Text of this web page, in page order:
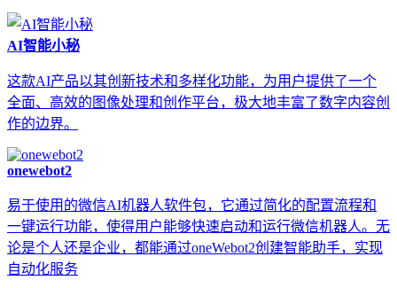
AI智能小秘
这款AI产品以其创新技术和多样化功能，为用户提供了一个
全面、高效的图像处理和创作平台，极大地丰富了数字内容创
作的边界。
onewebot2
易于使用的微信AI机器人软件包，它通过简化的配置流程和
一键运行功能，使得用户能够快速启动和运行微信机器人。无
论是个人还是企业，都能通过oneWebot2创建智能助手，实现
自动化服务